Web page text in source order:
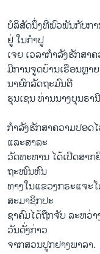
ລາຍການກະຈາຍສຽງ
ລາຍງານ
ຕິດຕາມພວກເຮົາ ທີ່
ພາສາຕ່າງໆ
ບໍລິສັດ​ນຶ່ງ​ທີ່​ພົວພັນ​ກັບ​ກາ
ຢູ່ ໃນກຳປູ​
ເຈຍ ​ເວລາ​ກຳລັງ​ຮັກສ
ມີການຈູດ​ບ້ານເຮືອນຫຼາ
ນາຍົກລັດຖະມົນຕີ
ຮຸນ​ເຊ​ນ ທ່ານນາງບຸນຣ
ກຳລັງ​ຮັກສາ​ຄວາມ​ປອດ​
ແລະ​ສາລະ
ວັດ​ທະຫານ ​ໄດ້​ເປີດ​ສາ
ຖະໜົນ​ຫົນ
ທາງ​ໃນ​ແຂວງ​ກຣະແຈະ
ສະມາຊິກ​ປະ​
ຊາ​ຄົມ​ໄດ້​ຖືກ​ຈັບ ລະຫວ່
ວັນ​ດັ່ງກ່າວ
ຈາກ​ສວນ​ປູກ​ຢາງ​ພາລາ.